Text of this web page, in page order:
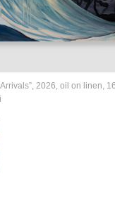
2026, oil on linen,